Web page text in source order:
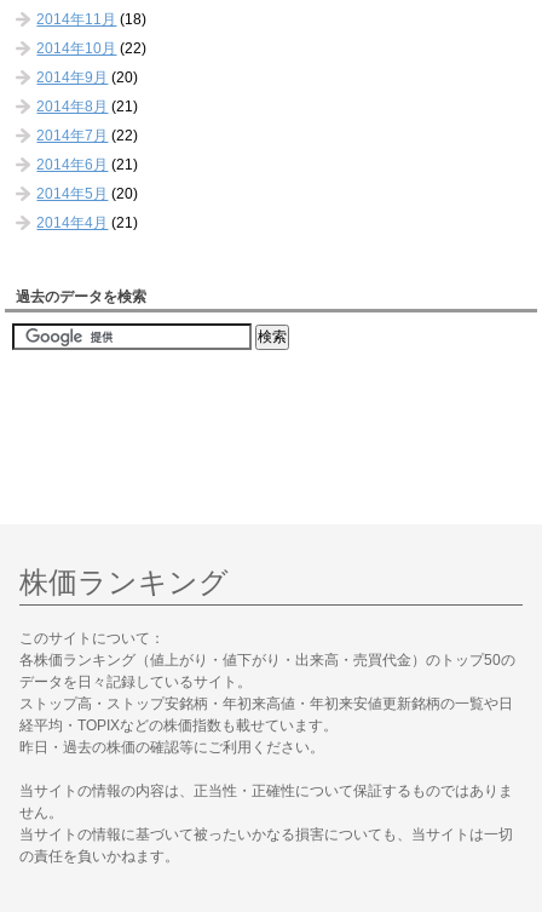
2014年11月 (18)
2014年10月 (22)
2014年9月 (20)
2014年8月 (21)
2014年7月 (22)
2014年6月 (21)
2014年5月 (20)
2014年4月 (21)
過去のデータを検索
株価ランキング
このサイトについて：
各株価ランキング（値上がり・値下がり・出来高・売買代金）のトップ50の
データを日々記録しているサイト。
ストップ高・ストップ安銘柄・年初来高値・年初来安値更新銘柄の一覧や日
経平均・TOPIXなどの株価指数も載せています。
昨日・過去の株価の確認等にご利用ください。
当サイトの情報の内容は、正当性・正確性について保証するものではありま
せん。
当サイトの情報に基づいて被ったいかなる損害についても、当サイトは一切
の責任を負いかねます。